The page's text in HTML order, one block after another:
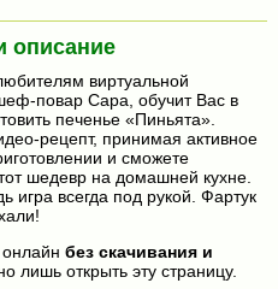
описание
виртуальной
повар Сара, обучит Вас в
печенье «Пиньята».
рецепт, принимая активное
и сможете
шедевр на домашней кухне.
игра всегда под рукой. Фартук
без скачивания и
лишь открыть эту страницу.